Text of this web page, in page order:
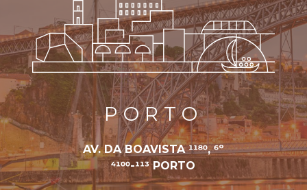
PORTO
AV. DA BOAVISTA 1180, 6º
4100-113 PORTO